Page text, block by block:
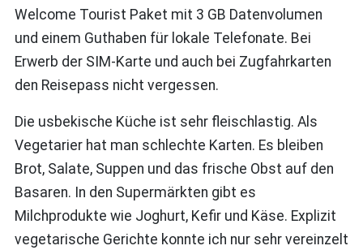
Welcome Tourist Paket mit 3 GB Datenvolumen
und einem Guthaben für lokale Telefonate. Bei
Erwerb der SIM-Karte und auch bei Zugfahrkarten
den Reisepass nicht vergessen.
Die usbekische Küche ist sehr fleischlastig. Als
Vegetarier hat man schlechte Karten. Es bleiben
Brot, Salate, Suppen und das frische Obst auf den
Basaren. In den Supermärkten gibt es
Milchprodukte wie Joghurt, Kefir und Käse. Explizit
vegetarische Gerichte konnte ich nur sehr vereinzelt